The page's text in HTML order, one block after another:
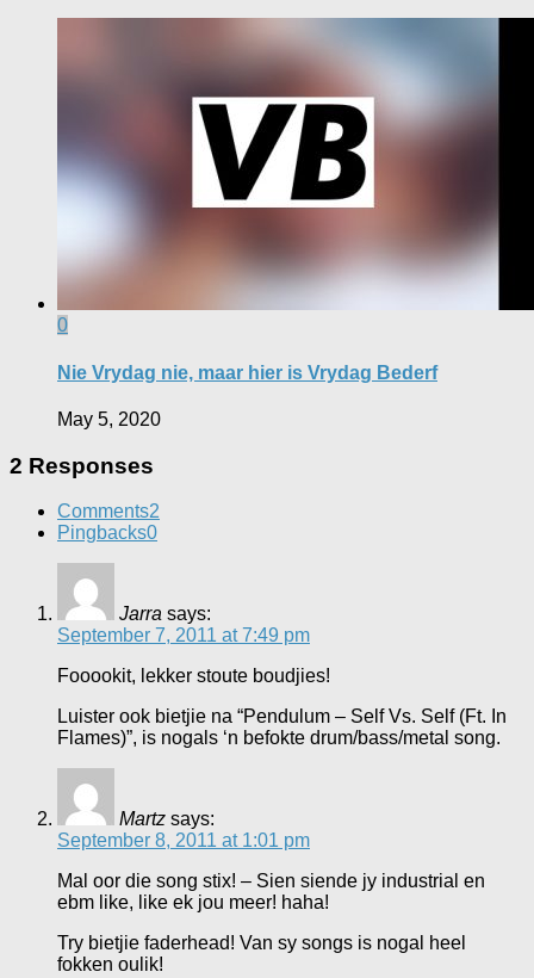
0
Nie Vrydag nie, maar hier is Vrydag Bederf
May 5, 2020
2 Responses
Comments2
Pingbacks0
Jarra says:
September 7, 2011 at 7:49 pm
Fooookit, lekker stoute boudjies!
Luister ook bietjie na “Pendulum – Self Vs. Self (Ft. In
Flames)”, is nogals ‘n befokte drum/bass/metal song.
Martz says:
September 8, 2011 at 1:01 pm
Mal oor die song stix! – Sien siende jy industrial en
ebm like, like ek jou meer! haha!
Try bietjie faderhead! Van sy songs is nogal heel
fokken oulik!